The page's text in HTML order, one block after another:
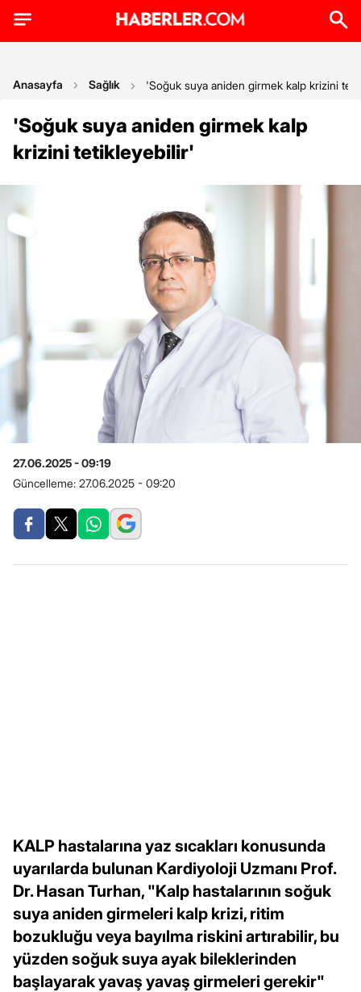
Anasayfa Sağlık 'Soğuk suya aniden girmek kalp krizini
'Soğuk suya aniden girmek kalp
krizini tetikleyebilir'
27.06.2025 - 09:19
Güncelleme: 27.06.2025 - 09:20
KALP hastalarına yaz sıcakları konusunda
uyarılarda bulunan Kardiyoloji Uzmanı Prof.
Dr. Hasan Turhan, "Kalp hastalarının soğuk
suya aniden girmeleri kalp krizi, ritim
bozukluğu veya bayılma riskini artırabilir, bu
yüzden soğuk suya ayak bileklerinden
başlayarak yavaş yavaş girmeleri gerekir"